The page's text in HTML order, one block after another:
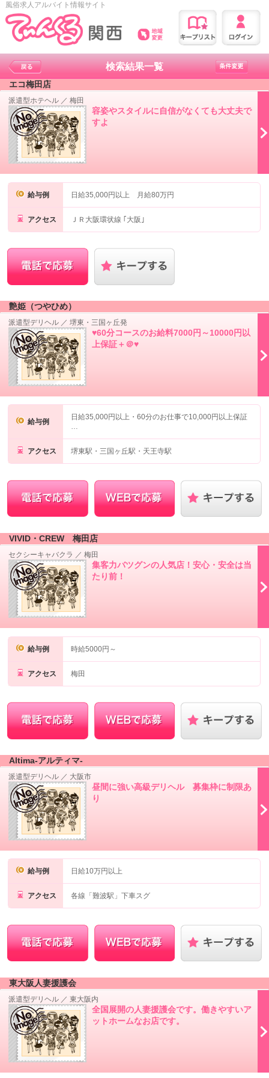
風俗求人アルバイト情報サイト
検索結果一覧
エコ梅田店
派遣型ホテヘル ／梅田
容姿やスタイルに自信がなくても大丈夫で
すよ
給与例 日給35,000円以上 月給80万円
アクセス ＪＲ大阪環状線 ｢大阪｣
艶姫（つやひめ）
派遣型デリヘル ／堺東・三国ヶ丘発
♥60分コースのお給料7000円～10000円以
上保証＋＠♥
給与例
日給35,000円以上・60分のお仕事で10,000円以上保証
…
アクセス 堺東駅・三国ヶ丘駅・天王寺駅
VIVID・CREW 梅田店
セクシーキャバクラ ／梅田
集客力バツグンの人気店！安心・安全は当
たり前！
給与例 時給5000円～
アクセス 梅田
Altima-アルティマ-
派遣型デリヘル ／ 大阪市
昼間に強い高級デリヘル 募集枠に制限あ
り
給与例 日給10万円以上
アクセス 各線「難波駅」下車スグ
東大阪人妻援護会
派遣型デリヘル ／東大阪内
全国展開の人妻援護会です。働きやすいア
ットホームなお店です。